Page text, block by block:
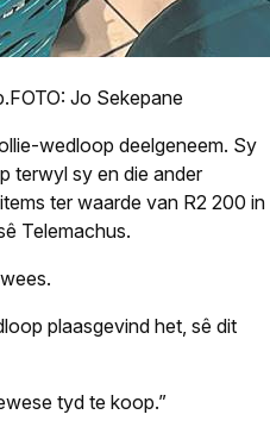
Jo Sekepane
wedloop deelgeneem. Sy
terwyl sy en die ander
ter waarde van R2 200 in
Telemachus.
plaasgevind het, sê dit
tyd te koop.”